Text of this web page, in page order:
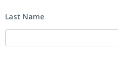
Last Name